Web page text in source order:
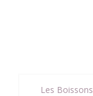
Les Boissons